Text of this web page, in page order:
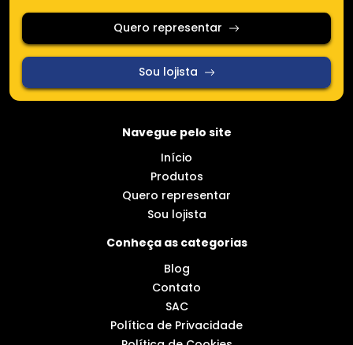
Quero representar
Sou lojista
Navegue pelo site
Início
Produtos
Quero representar
Sou lojista
Conheça as categorias
Blog
Contato
SAC
Política de Privacidade